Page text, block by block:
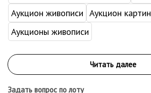
Аукцион живописи Аукцион картин
Аукционы живописи
Задать вопрос по лоту